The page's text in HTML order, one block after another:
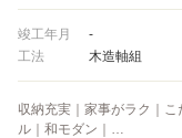
竣工年月
-
工法
木造軸組
収納充実｜家事がラク｜
ル｜和モダン｜…